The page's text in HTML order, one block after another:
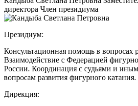
директора Член президиума
Президиум:
Консультационная помощь в вопросах
Взаимодействие с Федерацией
России. Координация с судьями и
вопросам развития фигурного катания.
Дирекция: